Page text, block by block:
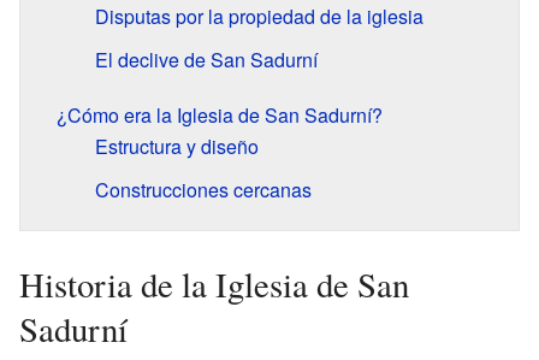
Disputas por la propiedad de la iglesia
El declive de San Sadurní
¿Cómo era la Iglesia de San Sadurní?
Estructura y diseño
Construcciones cercanas
Historia de la Iglesia de San
Sadurní